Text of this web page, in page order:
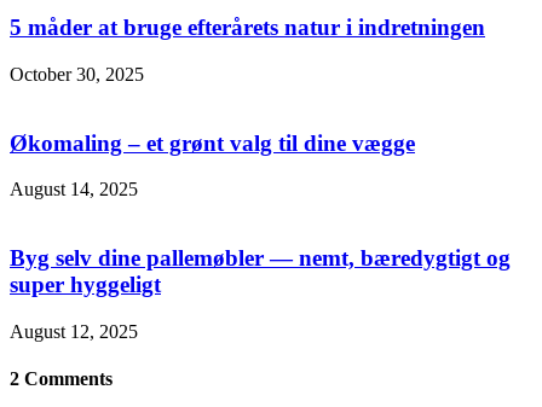
5 måder at bruge efterårets natur i indretningen
October 30, 2025
Økomaling – et grønt valg til dine vægge
August 14, 2025
Byg selv dine pallemøbler — nemt, bæredygtigt og
super hyggeligt
August 12, 2025
2 Comments